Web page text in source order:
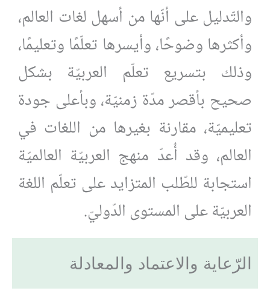
والتّدليل على أنّها من أسهل لغات العالم،
وأكثرها وضوحًا، وأيسرها تعلّمًا وتعليمًا،
وذلك بتسريع تعلّم العربيّة بشكل
صحيح بأقصر مدّة زمنيّة، وبأعلى جودة
تعليميّة، مقارنة بغيرها من اللغات في
العالم، وقد أُعدّ منهج العربيّة العالميّة
استجابة للطّلب المتزايد على تعلّم اللغة
العربيّة على المستوى الدّوليّ.
الرّعاية والاعتماد والمعادلة